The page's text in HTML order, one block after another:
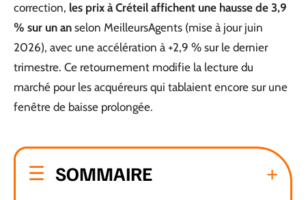
correction, les prix à Créteil affichent une hausse de 3,9
% sur un an selon MeilleursAgents (mise à jour juin
2026), avec une accélération à +2,9 % sur le dernier
trimestre. Ce retournement modifie la lecture du
marché pour les acquéreurs qui tablaient encore sur une
fenêtre de baisse prolongée.
SOMMAIRE